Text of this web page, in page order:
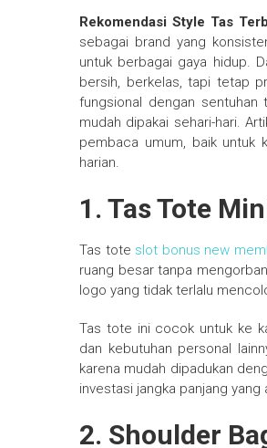
Rekomendasi Style Tas
sebagai brand yang
untuk berbagai gaya hidup.
bersih, berkelas, tapi tetap
fungsional dengan sentuhan
mudah dipakai sehari-hari.
pembaca umum, baik untuk
harian.
1. Tas Tote
Tas tote slot bonus new
ruang besar tanpa
logo yang tidak terlalu
Tas tote ini cocok untuk ke
dan kebutuhan personal
karena mudah dipadukan
investasi jangka panjang yang
2. Shoulder